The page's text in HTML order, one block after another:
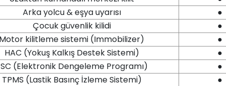
Arka yolcu & eşya uyarısı
●
Çocuk güvenlik kilidi
●
kilitleme sistemi (Immobilizer)
●
HAC (Yokuş Kalkış Destek Sistemi)
●
(Elektronik Dengeleme Programı)
●
TPMS (Lastik Basınç İzleme Sistemi)
●